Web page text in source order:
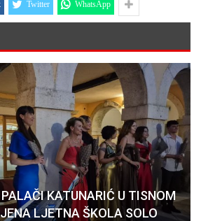
Twitter WhatsApp
KATUNARIĆ U TISNOM
LJETNA ŠKOLA SOLO